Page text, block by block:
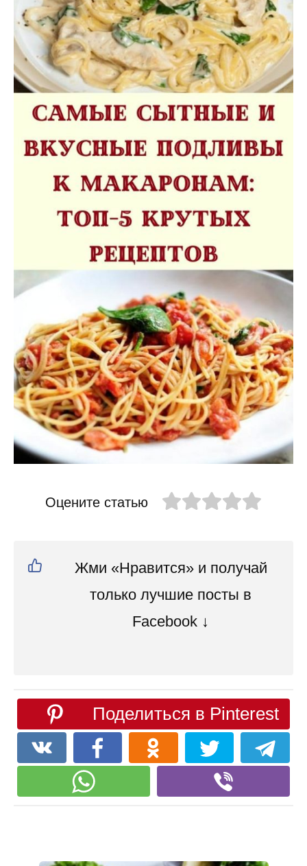
Оцените статью
Жми «Нравится» и получай
только лучшие посты в
Facebook ↓
Поделиться в Pinterest